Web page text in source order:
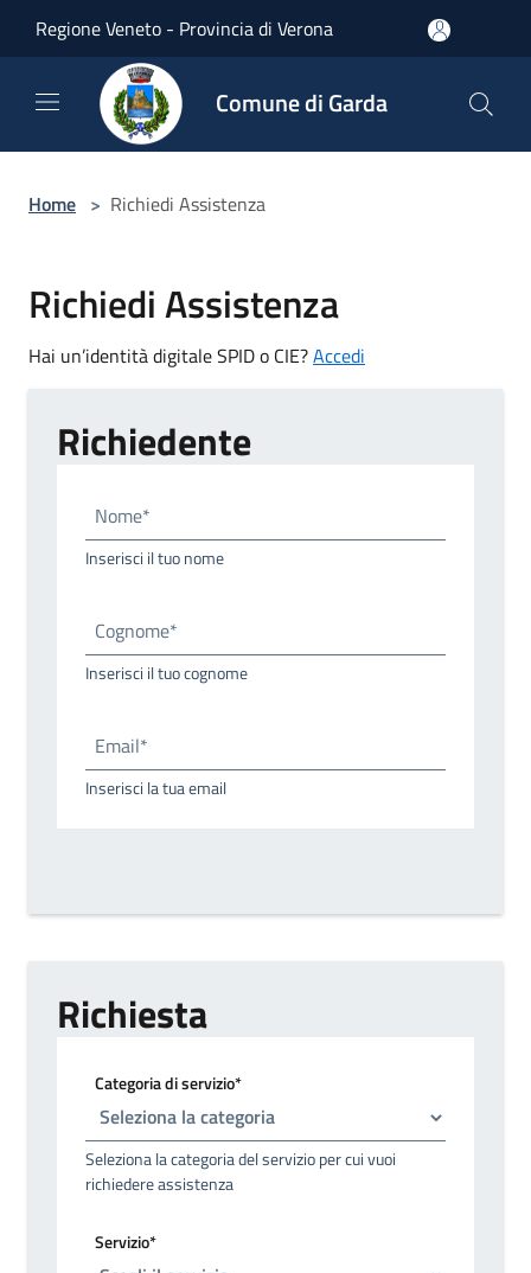
Regione Veneto - Provincia di Verona
Comune di Garda
Home > Richiedi Assistenza
Richiedi Assistenza
Hai un’identità digitale SPID o CIE?Accedi
Richiedente
Nome*
Inserisci il tuo nome
Cognome*
Inserisci il tuo cognome
Email*
Inserisci la tua email
Richiesta
Categoria di servizio*
Seleziona la categoria del servizio per cui vuoi
richiedere assistenza
Servizio*